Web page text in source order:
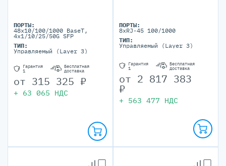
ПОРТЫ:
48x10/100/1000 BaseT,
4x1/10/25/50G SFP
ТИП:
Управляемый (Layer 3)
Гарантия
1
Бесплатная
доставка
от 315 325 ₽
+ 63 065 НДС
ПОРТЫ:
8xRJ-45 100/1000
ТИП:
Управляемый (Layer 3)
Гарантия
1
Бесплатная
доставка
от 2 817 383
₽
+ 563 477 НДС